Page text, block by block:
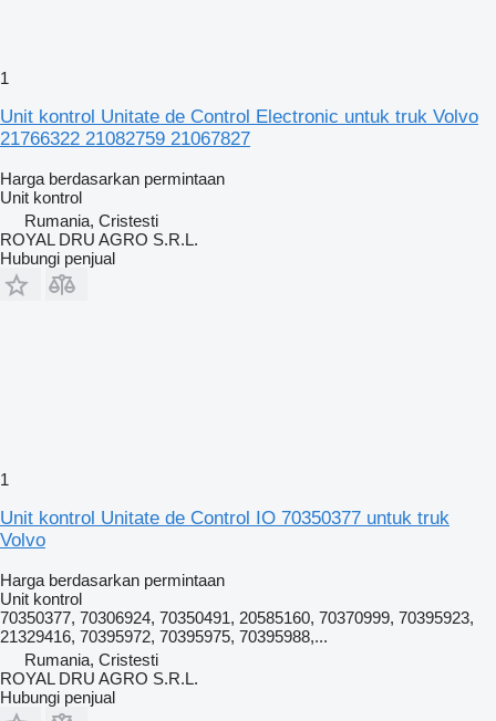
1
Unit kontrol Unitate de Control Electronic untuk truk Volvo
21766322 21082759 21067827
Harga berdasarkan permintaan
Unit kontrol
Rumania, Cristesti
ROYAL DRU AGRO S.R.L.
Hubungi penjual
1
Unit kontrol Unitate de Control IO 70350377 untuk truk
Volvo
Harga berdasarkan permintaan
Unit kontrol
70350377, 70306924, 70350491, 20585160, 70370999, 70395923,
21329416, 70395972, 70395975, 70395988,...
Rumania, Cristesti
ROYAL DRU AGRO S.R.L.
Hubungi penjual